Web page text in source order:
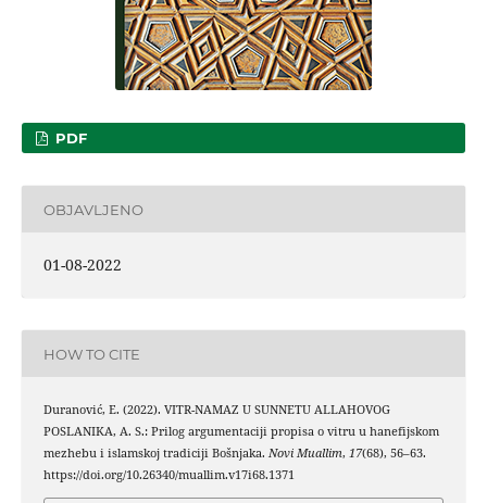
PDF
OBJAVLJENO
01-08-2022
HOW TO CITE
Duranović, E. (2022). VITR-NAMAZ U SUNNETU ALLAHOVOG
POSLANIKA, A. S.: Prilog argumentaciji propisa o vitru u hanefijskom
mezhebu i islamskoj tradiciji Bošnjaka. Novi Muallim, 17(68), 56–63.
https://doi.org/10.26340/muallim.v17i68.1371